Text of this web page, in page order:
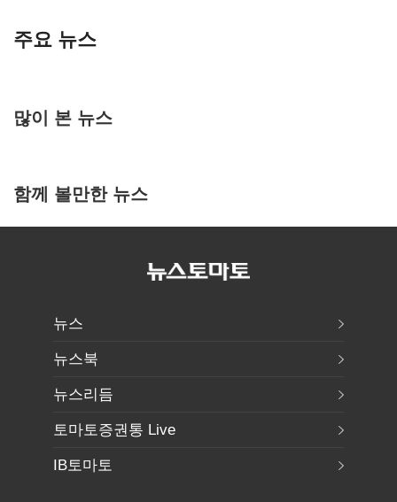
주요 뉴스
많이 본 뉴스
함께 볼만한 뉴스
뉴스
뉴스북
뉴스리듬
토마토증권통 Live
IB토마토